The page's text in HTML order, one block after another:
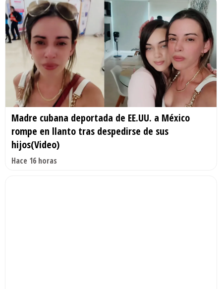
Madre cubana deportada de EE.UU. a México
rompe en llanto tras despedirse de sus
hijos(Video)
Hace 16 horas